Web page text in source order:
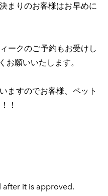
まりのお客様はお早めに
ークのご予約もお受けし
お願いいたします。
ますのでお客様、ペット
！
it is approved.